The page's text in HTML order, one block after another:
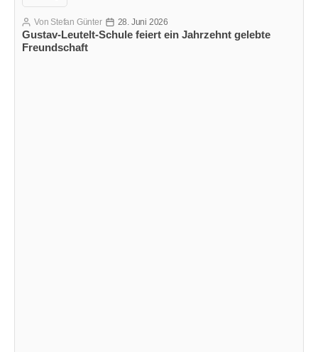
Gustav-Leutelt-Schule feiert ein Jahrzehnt gelebte
Freundschaft
Beitragsautor
Von Stefan Günter Veröffentlichungsdatum
28. Juni 2026